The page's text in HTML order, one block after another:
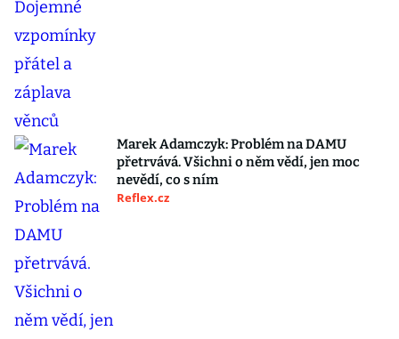
Marek Adamczyk: Problém na DAMU
přetrvává. Všichni o něm vědí, jen moc
nevědí, co s ním
Reflex.cz